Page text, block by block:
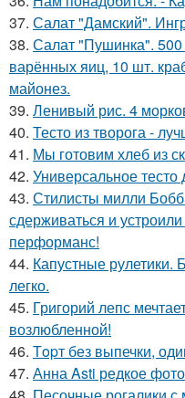
37. Салат "Дамский".
38. Салат "Пушинка".
варённых яиц, 10 шт.
майонез.
39. Ленивый рис. 4
40. Тесто из творога -
41. Мы готовим хлеб из
42. Универсальное тесто
43. Стилисты милли
сдерживаться и
перформанс!
44. Капустные рулетики.
легко.
45. Григорий лепс
возлюбленной!
46. Тopт без выпечки,
47. Анна Asti редкое